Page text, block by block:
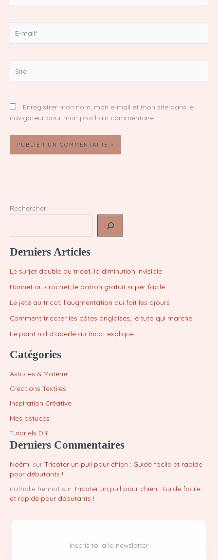
mail*
Enregistrer mon nom, mon e-mail et mon site dans le
navigateur pour mon prochain commentaire.
Rechercher
Derniers Articles
Le surjet double au tricot, la diminution invisible
Bonnet au crochet, le patron gratuit super facile
Le jeté au tricot, l’augmentation qui fait les ajours
Comment tricoter les côtes anglaises, le tuto qui marche
Le point nid d’abeille au tricot expliqué
Catégories
Astuces & Matériel
Créations Textiles
Inspiration Créative
Mes astuces
Tutoriels DIY
Derniers Commentaires
Noémi sur Tricoter un pull pour chien : Guide facile et rapide
pour débutants !
nathalie henriot sur Tricoter un pull pour chien : Guide facile
et rapide pour débutants !
inscris toi a la newsletter